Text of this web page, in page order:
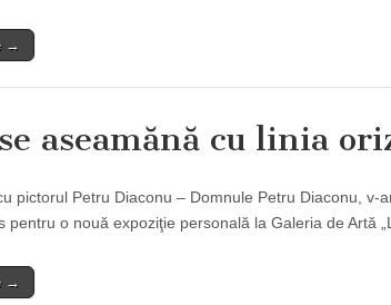
→
aseamănă cu linia
pictorul Petru Diaconu – Domnule Petru Diaconu,
pentru o nouă expoziţie personală la Galeria de Artă
→